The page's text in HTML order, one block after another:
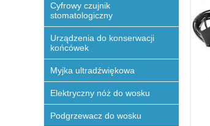
Cyfrowy czujnik
stomatologiczny
Urządzenia do konserwacji
końcówek
Myjka ultradźwiękowa
Elektryczny nóż do wosku
Podgrzewacz do wosku